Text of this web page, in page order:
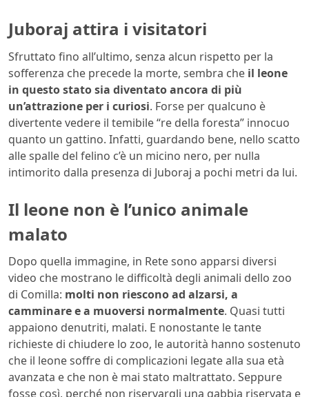
Juboraj attira i visitatori
Sfruttato fino all’ultimo, senza alcun rispetto per la
sofferenza che precede la morte, sembra che il leone
in questo stato sia diventato ancora di più
un’attrazione per i curiosi. Forse per qualcuno è
divertente vedere il temibile “re della foresta” innocuo
quanto un gattino. Infatti, guardando bene, nello scatto
alle spalle del felino c’è un micino nero, per nulla
intimorito dalla presenza di Juboraj a pochi metri da lui.
Il leone non è l’unico animale
malato
Dopo quella immagine, in Rete sono apparsi diversi
video che mostrano le difficoltà degli animali dello zoo
di Comilla: molti non riescono ad alzarsi, a
camminare e a muoversi normalmente. Quasi tutti
appaiono denutriti, malati. E nonostante le tante
richieste di chiudere lo zoo, le autorità hanno sostenuto
che il leone soffre di complicazioni legate alla sua età
avanzata e che non è mai stato maltrattato. Seppure
fosse così, perché non riservargli una gabbia riservata e